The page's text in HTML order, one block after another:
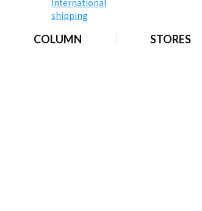
International
shipping
COLUMN STORES